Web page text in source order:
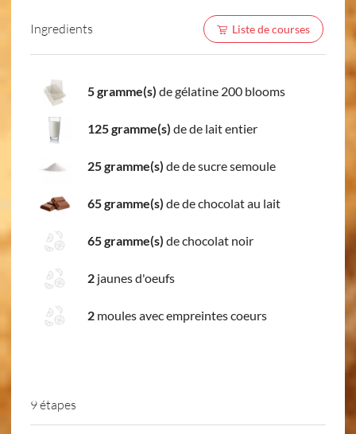
Ingredients Liste de courses
5 gramme(s) de gélatine 200 blooms
125 gramme(s) de de lait entier
25 gramme(s) de de sucre semoule
65 gramme(s) de de chocolat au lait
65 gramme(s) de chocolat noir
2 jaunes d'oeufs
2 moules avec empreintes coeurs
9 étapes